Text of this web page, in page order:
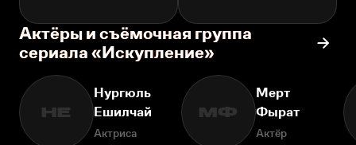
Актёры и съёмочная группа
сериала «Искупление»
НЕ
Нургюль
Ешилчай
Актриса
МФ
Мерт
Фырат
Актёр